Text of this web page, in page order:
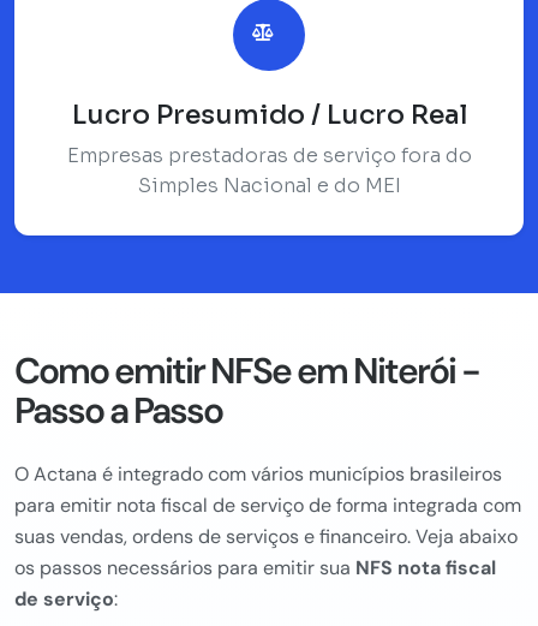
Lucro Presumido / Lucro Real
Empresas prestadoras de serviço fora do
Simples Nacional e do MEI
Como emitir NFSe em Niterói -
Passo a Passo
O Actana é integrado com vários municípios brasileiros
para emitir nota fiscal de serviço de forma integrada com
suas vendas, ordens de serviços e financeiro. Veja abaixo
os passos necessários para emitir sua NFS nota fiscal
de serviço: